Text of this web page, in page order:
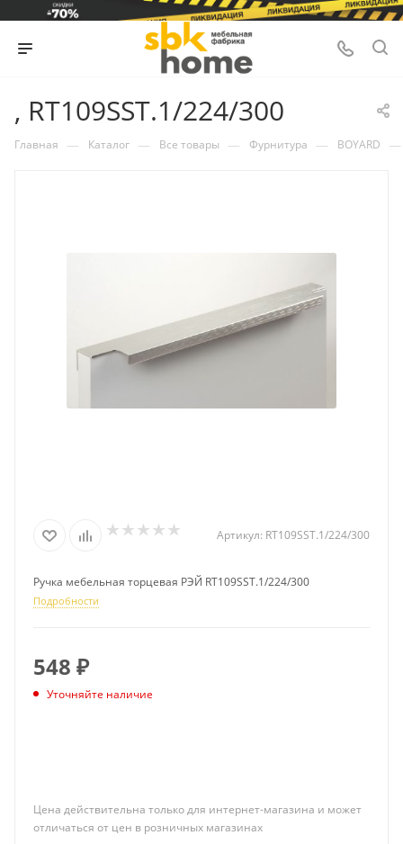
, RT109SST.1/224/300
Главная — Каталог — Все товары — Фурнитура — BOYARD —
Артикул: RT109SST.1/224/300
Ручка мебельная торцевая РЭЙ RT109SST.1/224/300
Подробности
548 ₽
Уточняйте наличие
Цена действительна только для интернет-магазина и может
отличаться от цен в розничных магазинах